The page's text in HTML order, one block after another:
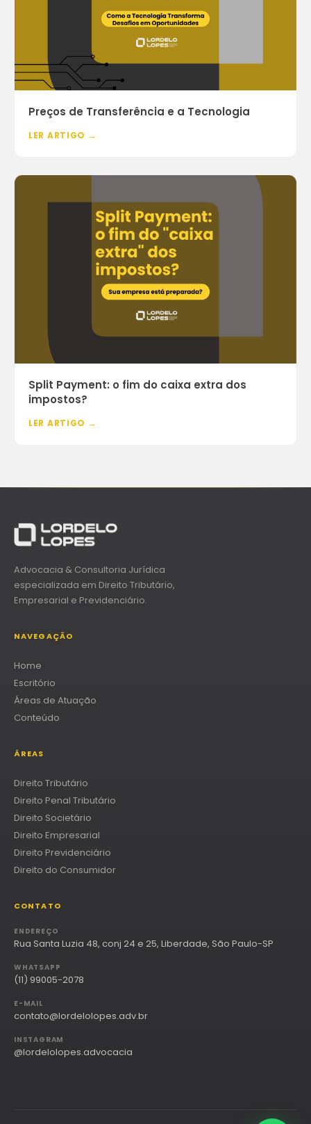
Preços de Transferência e a Tecnologia
LER ARTIGO →
Split Payment: o fim do caixa extra dos
impostos?
LER ARTIGO →
Advocacia & Consultoria Jurídica
especializada em Direito Tributário,
Empresarial e Previdenciário.
NAVEGAÇÃO
Home
Escritório
Áreas de Atuação
Conteúdo
ÁREAS
Direito Tributário
Direito Penal Tributário
Direito Societário
Direito Empresarial
Direito Previdenciário
Direito do Consumidor
CONTATO
ENDEREÇO
Rua Santa Luzia 48, conj 24 e 25, Liberdade, São Paulo-SP
WHATSAPP
(11) 99005-2078
E-MAIL
contato@lordelolopes.adv.br
INSTAGRAM
@lordelolopes.advocacia